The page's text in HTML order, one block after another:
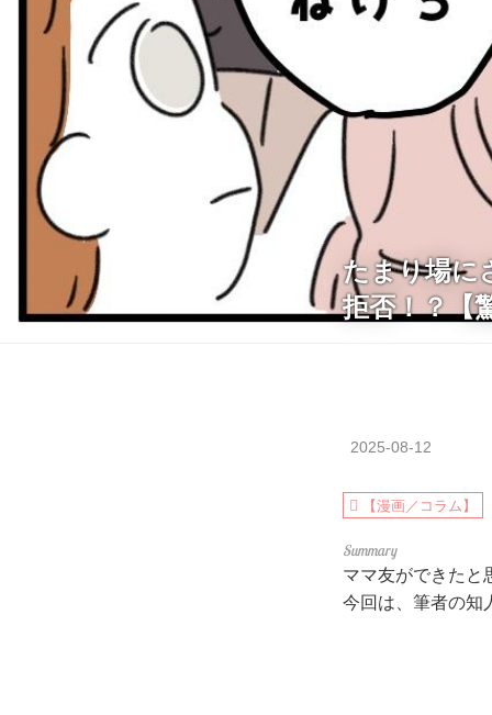
たまり場に
拒否！？【
2025-08-12
【漫画／コラム】
ママ友ができたと
今回は、筆者の知